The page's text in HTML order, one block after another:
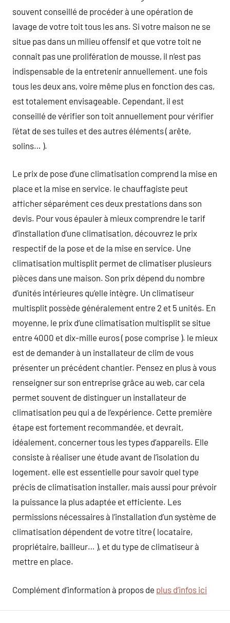
souvent conseillé de procéder à une opération de
lavage de votre toit tous les ans. Si votre maison ne se
situe pas dans un milieu offensif et que votre toit ne
connaît pas une prolifération de mousse, il n’est pas
indispensable de la entretenir annuellement. une fois
tous les deux ans, voire même plus en fonction des cas,
est totalement envisageable. Cependant, il est
conseillé de vérifier son toit annuellement pour vérifier
l’état de ses tuiles et des autres éléments ( arête,
solins… ).
Le prix de pose d’une climatisation comprend la mise en
place et la mise en service. le chauffagiste peut
afficher séparément ces deux prestations dans son
devis. Pour vous épauler à mieux comprendre le tarif
d’installation d’une climatisation, découvrez le prix
respectif de la pose et de la mise en service. Une
climatisation multisplit permet de climatiser plusieurs
pièces dans une maison. Son prix dépend du nombre
d’unités intérieures qu’elle intègre. Un climatiseur
multisplit possède généralement entre 2 et 5 unités. En
moyenne, le prix d’une climatisation multisplit se situe
entre 4000 et dix-mille euros ( pose comprise ). le mieux
est de demander à un installateur de clim de vous
présenter un précédent chantier. Pensez en plus à vous
renseigner sur son entreprise grâce au web, car cela
permet souvent de distinguer un installateur de
climatisation peu qui a de l’expérience. Cette première
étape est fortement recommandée, et devrait,
idéalement, concerner tous les types d’appareils. Elle
consiste à réaliser une étude avant de l’isolation du
logement. elle est essentielle pour savoir quel type
précis de climatisation installer, mais aussi pour prévoir
la puissance la plus adaptée et efficiente. Les
permissions nécessaires à l’installation d’un système de
climatisation dépendent de votre titre ( locataire,
propriétaire, bailleur… ), et du type de climatiseur à
mettre en place.
Complément d’information à propos de plus d’infos ici